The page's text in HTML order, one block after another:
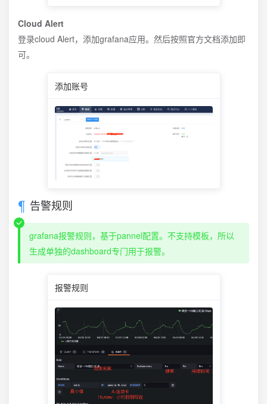
Cloud Alert
登录cloud Alert，添加grafana应用。然后按照官方文档添加即
可。
添加账号
告警规则
grafana报警规则，基于pannel配置。不支持模板，所以
生成单独的dashboard专门用于报警。
报警规则